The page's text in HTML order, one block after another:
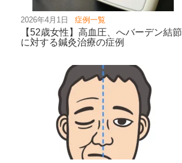
2026年4月1日 症例一覧
【52歳女性】高血圧、へバーデン結節
に対する鍼灸治療の症例